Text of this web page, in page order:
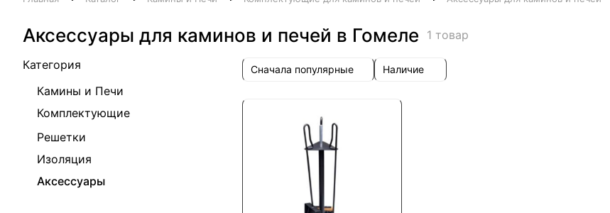
Аксессуары для каминов и печей в Гомеле 1 товар
Категория
Камины и Печи
Комплектующие
Решетки
Изоляция
Аксессуары
Сначала популярные Наличие